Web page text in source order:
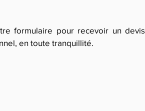
formulaire pour recevoir un devis
en toute tranquillité.